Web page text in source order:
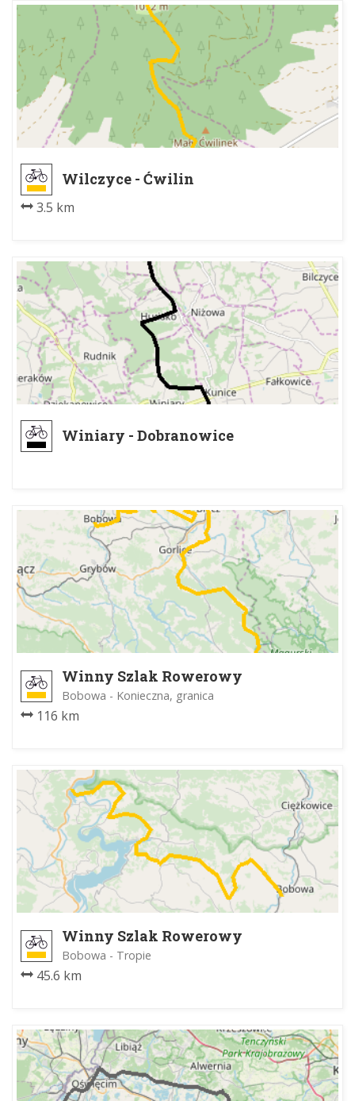
Wilczyce - Ćwilin
3.5 km
Winiary - Dobranowice
Winny Szlak Rowerowy
Bobowa - Konieczna, granica
116 km
Winny Szlak Rowerowy
Bobowa - Tropie
45.6 km